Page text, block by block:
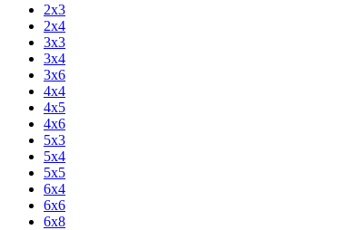
2x3
2x4
3x3
3x4
3x6
4x4
4x5
4x6
5x3
5x4
5x5
6x4
6x6
6x8